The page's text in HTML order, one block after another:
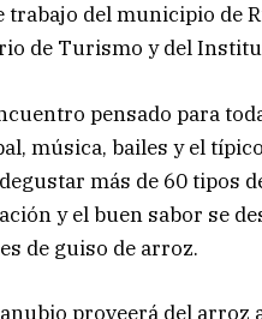
trabajo del municipio de
de Turismo y del
pensado para
música, bailes y el
más de 60 tipos
y el buen sabor se
de guiso de arroz.
proveerá del arroz